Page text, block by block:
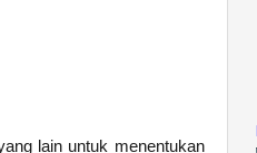
lain untuk menentukan